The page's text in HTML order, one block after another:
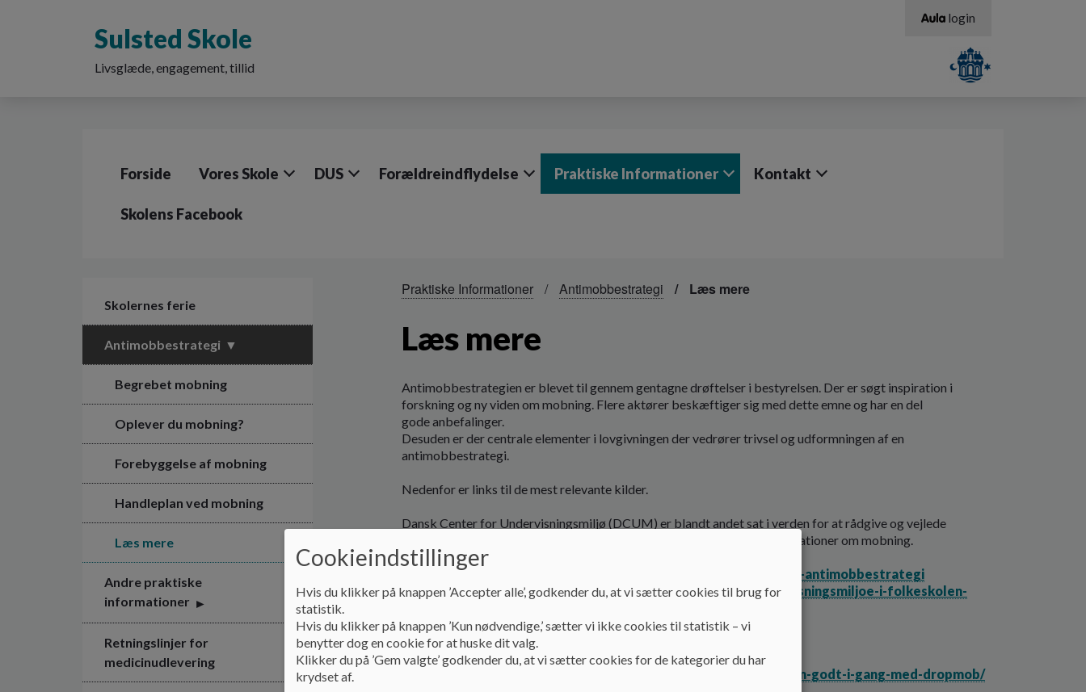
Sulsted Skole
Livsglæde, engagement, tillid
login
Forside Vores Skole DUS Forældreindflydelse Praktiske Informationer Kontakt
Skolens Facebook
Skolernes ferie
Antimobbestrategi
Begrebet mobning
Oplever du mobning?
Forebyggelse af mobning
Handleplan ved mobning
Læs mere
Andre praktiske
informationer
Retningslinjer for
medicinudlevering
Praktiske Informationer Antimobbestrategi Læs mere
Læs mere
Antimobbestrategien er blevet til gennem gentagne drøftelser i bestyrelsen. Der er søgt inspiration i
forskning og ny viden om mobning. Flere aktører beskæftiger sig med dette emne og har en del
gode anbefalinger.
Desuden er der centrale elementer i lovgivningen der vedrører trivsel og udformningen af en
antimobbestrategi.
Nedenfor er links til de mest relevante kilder.
Dansk Center for Undervisningsmiljø (DCUM) er blandt andet sat i verden for at rådgive og vejlede
om bedre trivsel i landets skoler. De har mange relevante og gode informationer om mobning.
https://dcum.dk/grundskole/artikler-og-debat/mobning-i-skolen
https://dcum.dk/love-regler-og-anvisninger/vaerdiregelsaet-og-antimobbestrategi
https://dcum.dk/grundskole/vaerktoejer-og-inspiration/undervisningsmiljoe-i-folkeskolen-
og en hel masse andre sider ved DCUM …
Red Barnets samarbejde med Skole og Forældre omkring mobning
https://redbarnet.dk/skole/faellesskab-og-trivsel/dropmob/kom-godt-i-gang-med-dropmob/
Cookieindstillinger
Hvis du klikker på knappen ’Accepter alle’, godkender du, at vi sætter cookies til brug for
statistik.
Hvis du klikker på knappen ’Kun nødvendige,’ sætter vi ikke cookies til statistik – vi
benytter dog en cookie for at huske dit valg.
Klikker du på ’Gem valgte’ godkender du, at vi sætter cookies for de kategorier du har
krydset af.